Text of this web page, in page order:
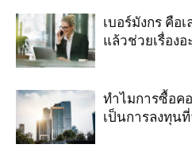
เบอร์มังกร คือ
แล้วช่วยเรื่องอ
ทำไมการซื้อค
เป็นการลงทุน